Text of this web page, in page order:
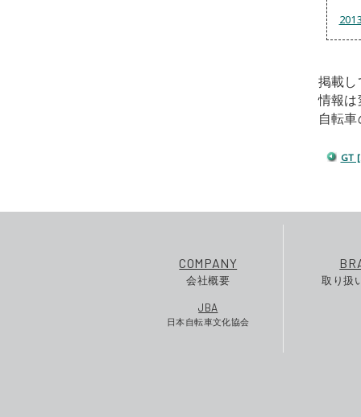
掲載
情報
自転
GT
COMPANY
会社概要
JBA
日本自転車文化協会
取り扱